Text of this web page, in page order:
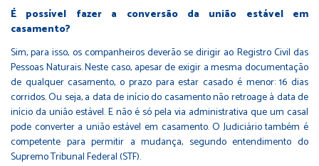
É possível fazer a conversão da união estável em
casamento?
Sim, para isso, os companheiros deverão se dirigir ao Registro Civil das
Pessoas Naturais. Neste caso, apesar de exigir a mesma documentação
de qualquer casamento, o prazo para estar casado é menor: 16 dias
corridos. Ou seja, a data de início do casamento não retroage à data de
início da união estável. E não é só pela via administrativa que um casal
pode converter a união estável em casamento. O Judiciário também é
competente para permitir a mudança, segundo entendimento do
Supremo Tribunal Federal (STF).